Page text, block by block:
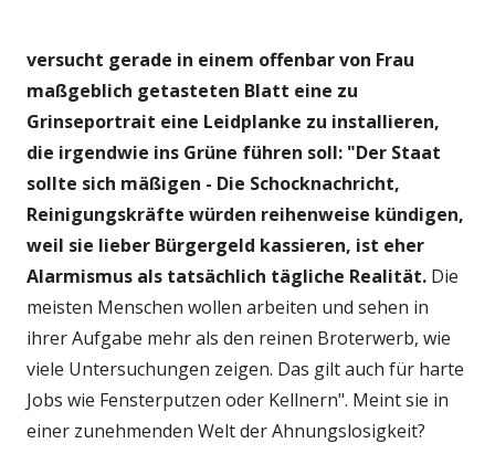
versucht gerade in einem offenbar von Frau
maßgeblich getasteten Blatt eine zu
Grinseportrait eine Leidplanke zu installieren,
die irgendwie ins Grüne führen soll: "Der Staat
sollte sich mäßigen - Die Schocknachricht,
Reinigungskräfte würden reihenweise kündigen,
weil sie lieber Bürgergeld kassieren, ist eher
Alarmismus als tatsächlich tägliche Realität. Die
meisten Menschen wollen arbeiten und sehen in
ihrer Aufgabe mehr als den reinen Broterwerb, wie
viele Untersuchungen zeigen. Das gilt auch für harte
Jobs wie Fensterputzen oder Kellnern". Meint sie in
einer zunehmenden Welt der Ahnungslosigkeit?